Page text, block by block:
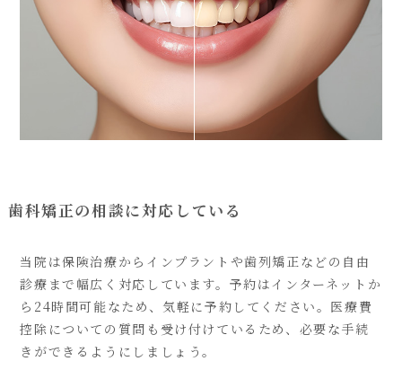
歯科矯正の相談に対応している
当院は保険治療からインプラントや歯列矯正などの自由
診療まで幅広く対応しています。予約はインターネットか
ら24時間可能なため、気軽に予約してください。医療費
控除についての質問も受け付けているため、必要な手続
きができるようにしましょう。